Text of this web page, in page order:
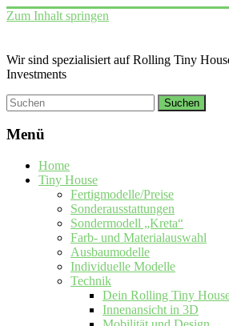
Zum Inhalt springen
Wir sind spezialisiert auf Rolling Tiny
Investments
Menü
Home
Tiny House
Fertigmodelle/Preise
Sonderausstattungen
Sondermodell „Kreta“
Farb- und Materialauswahl
Ausbaumodelle
Individuelle Modelle
Technik
Dein Rolling Tiny
Innenansicht in 3D